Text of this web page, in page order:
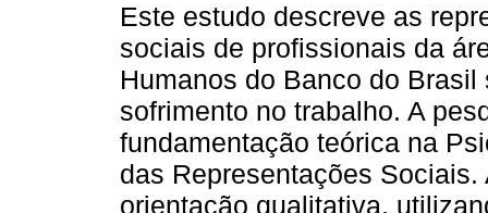
Este estudo descreve as
sociais de profissionais da
Humanos do Banco do Brasil
sofrimento no trabalho. A
fundamentação teórica na
das Representações
orientação qualitativa,